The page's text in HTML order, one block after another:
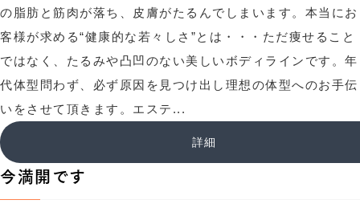
の脂肪と筋肉が落ち、皮膚がたるんでしまいます。本当にお
客様が求める“健康的な若々しさ”とは・・・ただ痩せること
ではなく、たるみや凸凹のない美しいボディラインです。年
代体型問わず、必ず原因を見つけ出し理想の体型へのお手伝
いをさせて頂きます。エステ...
詳細
今満開です